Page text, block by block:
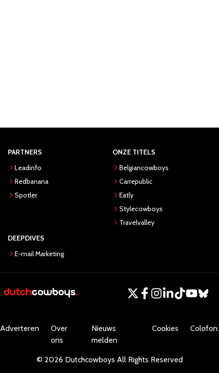
PARTNERS
Leadinfo
Redbanana
Spotler
ONZE TITELS
Belgiancowboys
Carrepublic
Eatly
Stylecowboys
Travelvalley
DEEPDIVES
E-mail Marketing
Adverteren
Over
ons
Nieuws
melden
Cookies Colofon.
© 2026 Dutchcowboys All Rights Reserved